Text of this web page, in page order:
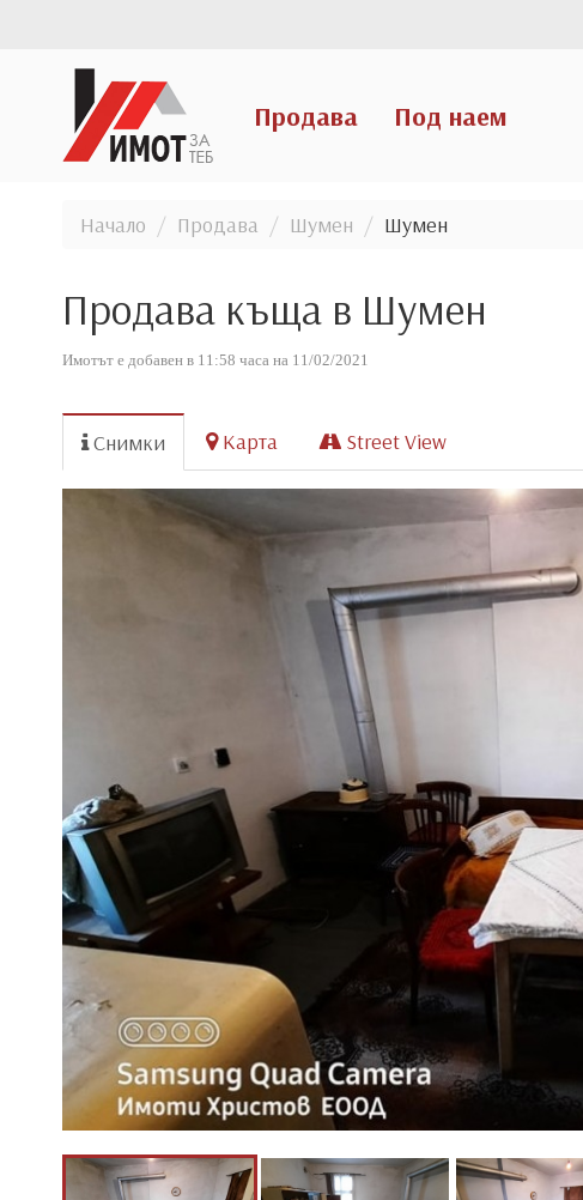
Продава Под наем
Начало Продава Шумен Шумен
Продава къща в Шумен
Имотът е добавен в 11:58 часа на 11/02/2021
Снимки Карта Street View